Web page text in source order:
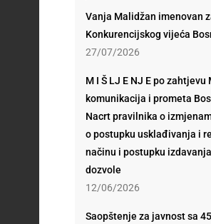
Vanja Malidžan imenovan
Konkurencijskog vijeća
27/07/2026
M I Š LJ E NJ E po
komunikacija i prometa
Nacrt pravilnika o
o postupku usklađivanja i
načinu i postupku
dozvole
12/06/2026
Saopštenje za javnost sa